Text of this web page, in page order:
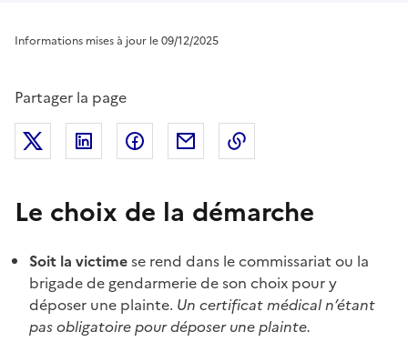
Informations mises à jour le 09/12/2025
Partager la page
Partager sur Twitter
Partager sur LinkedIn
Partager sur Facebook
Partager par mail
Le choix de la démarche
Soit la victimese rend dans le commissariat ou la
brigade de gendarmerie de son choix pour y
déposer une plainte. Un certificat médical n’étant
pas obligatoire pour déposer une plainte.